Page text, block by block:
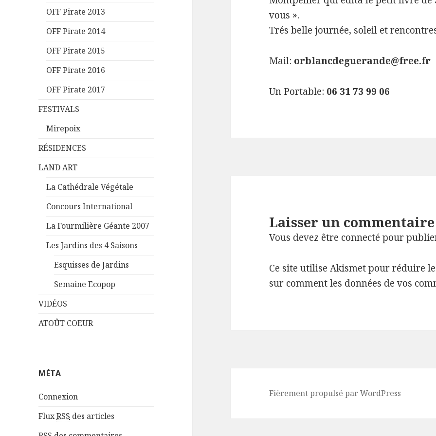
OFF Pirate 2013
OFF Pirate 2014
OFF Pirate 2015
OFF Pirate 2016
OFF Pirate 2017
FESTIVALS
Mirepoix
RÉSIDENCES
LAND ART
La Cathédrale Végétale
Concours International
La Fourmilière Géante 2007
Les Jardins des 4 Saisons
Esquisses de Jardins
Semaine Ecopop
VIDÉOS
ATOÛT COEUR
MÉTA
Connexion
FluxRSS des articles
vous ».
Trés belle journée, soleil et
Mail: orblancdeguerande@free.fr
Un Portable: 06 31 73 99 06
Laisser un commentaire
Vous devez être connecté pour
Ce site utilise Akismet pour réduire
sur comment les données de vos
Fièrement propulsé par WordPress